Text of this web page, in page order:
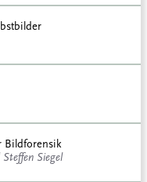
Bildforensik
Siegel